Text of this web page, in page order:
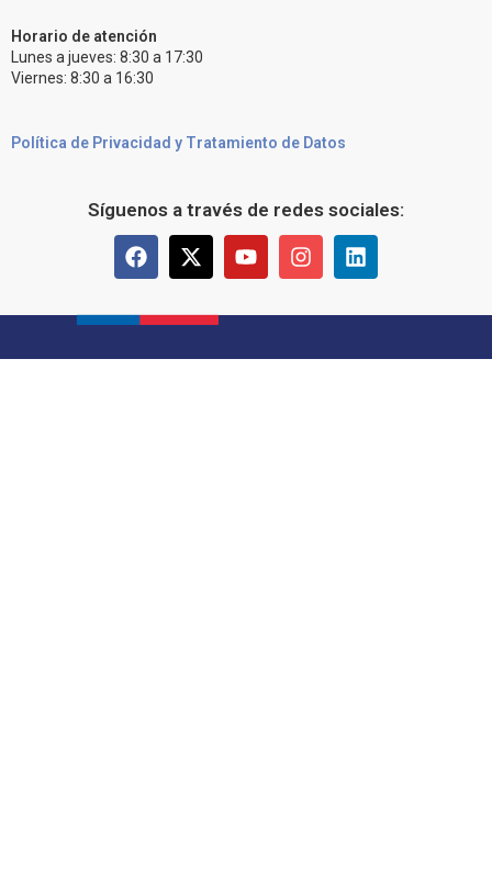
Horario de atención
Lunes a jueves: 8:30 a 17:30
Viernes: 8:30 a 16:30
Política de Privacidad y Tratamiento de Datos
Síguenos a través de redes sociales: